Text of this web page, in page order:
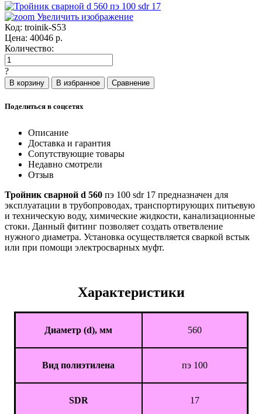
Увеличить изображение
Код: troinik-S53
Цена: 40046 р.
Количество:
?
Поделиться в соцсетях
Описание
Доставка и гарантия
Сопутствующие товары
Недавно смотрели
Отзыв
Тройник сварной d 560 пэ 100 sdr 17 предназначен для
эксплуатации в трубопроводах, транспортирующих питьевую
и техническую воду, химические жидкости, канализационные
стоки. Данный фитинг позволяет создать ответвление
нужного диаметра. Установка осуществляется сваркой встык
или при помощи электросварных муфт.
Характеристики
Диаметр (d), мм 560
Вид полиэтилена пэ 100
SDR 17